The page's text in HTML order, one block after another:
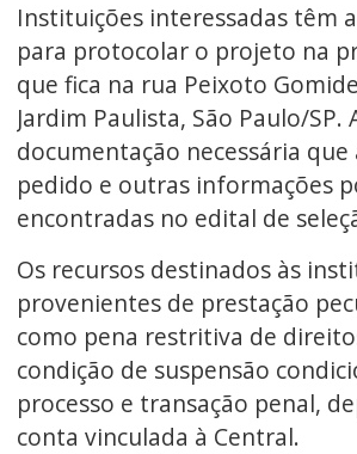
Instituições interessadas têm
para protocolar o projeto na
que fica na rua Peixoto
Jardim Paulista, São Paulo/SP.
documentação necessária
pedido e outras informações
encontradas no edital de
Os recursos destinados às
provenientes de prestação
como pena restritiva de
condição de suspensão
processo e transação penal,
conta vinculada à Central.